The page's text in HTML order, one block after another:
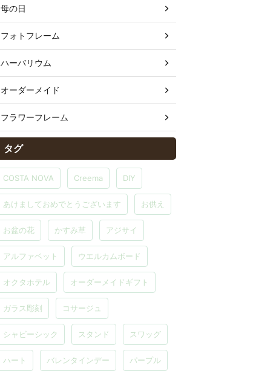
母の日
フォトフレーム
ハーバリウム
オーダーメイド
フラワーフレーム
タグ
COSTA NOVA Creema DIY
あけましておめでとうございます お供え
お盆の花 かすみ草 アジサイ
アルファベット ウエルカムボード
オクタホテル オーダーメイドギフト
ガラス彫刻 コサージュ
シャビーシック スタンド スワッグ
ハート バレンタインデー パープル